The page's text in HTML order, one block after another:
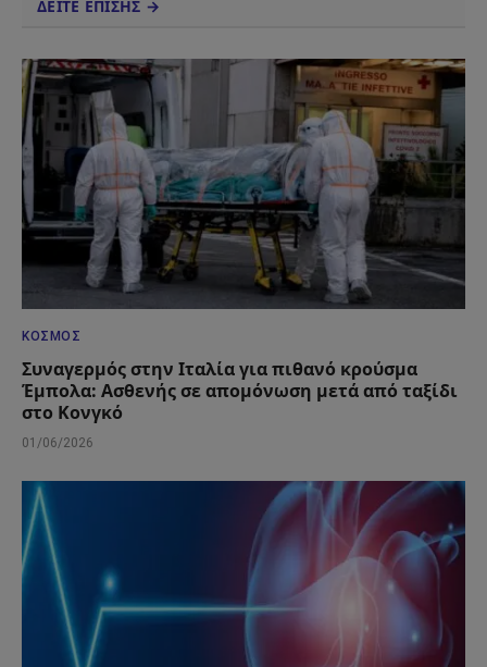
ΔΕΙΤΕ ΕΠΙΣΗΣ →
ΚΌΣΜΟΣ
Συναγερμός στην Ιταλία για πιθανό κρούσμα
Έμπολα: Ασθενής σε απομόνωση μετά από ταξίδι
στο Κονγκό
01/06/2026